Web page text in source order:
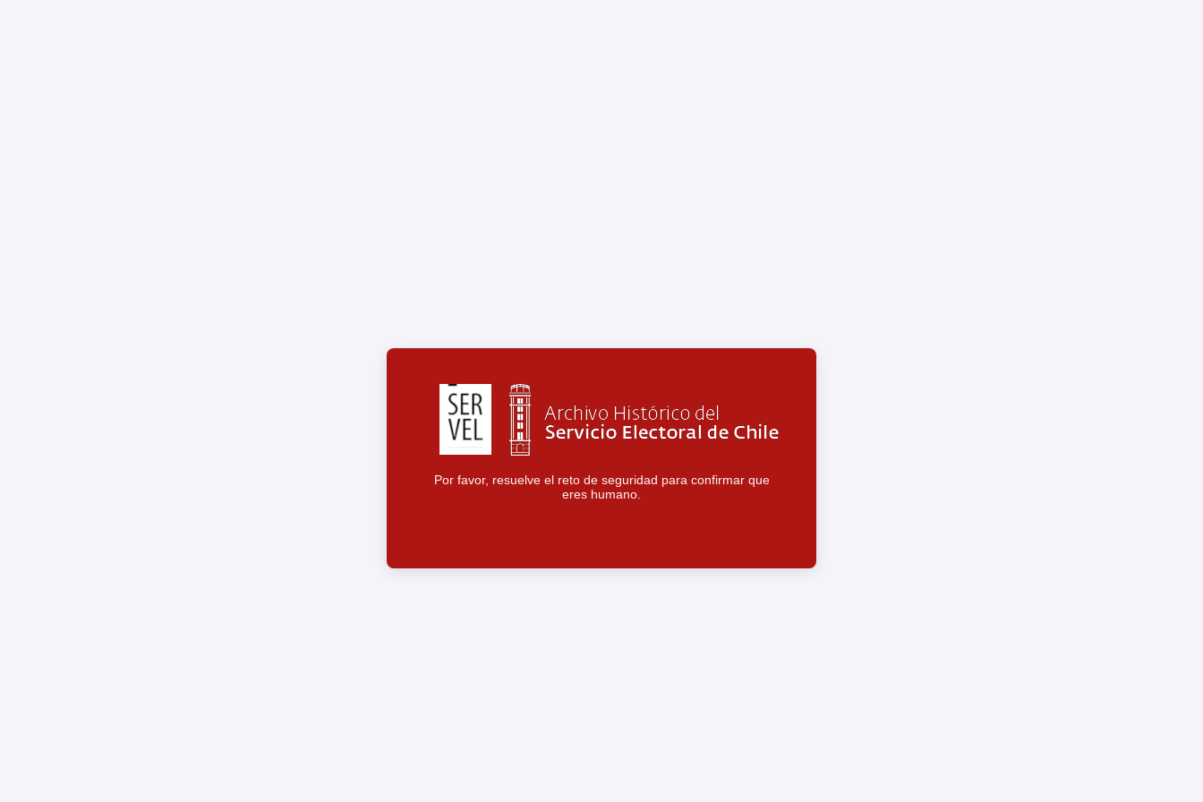
Por favor, resuelve el reto de seguridad para confirmar que
eres humano.